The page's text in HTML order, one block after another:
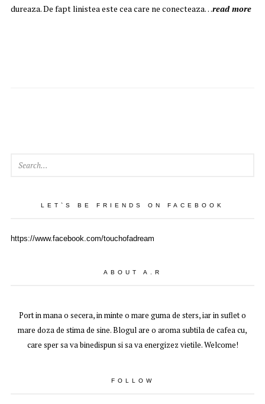
dureaza. De fapt linistea este cea care ne conecteaza…read more
LET`S BE FRIENDS ON FACEBOOK
https://www.facebook.com/touchofadream
ABOUT A.R
Port in mana o secera, in minte o mare guma de sters, iar in suflet o
mare doza de stima de sine. Blogul are o aroma subtila de cafea cu,
care sper sa va binedispun si sa va energizez vietile. Welcome!
FOLLOW